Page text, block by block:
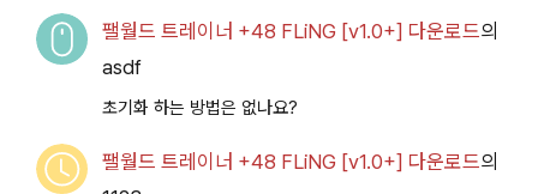
팰월드 트레이너 +48 FLiNG [v1.0+] 다운로드의
asdf
초기화 하는 방법은 없나요?
팰월드 트레이너 +48 FLiNG [v1.0+] 다운로드의